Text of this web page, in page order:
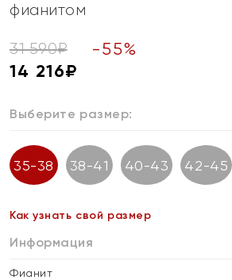
фианитом
31 590₽ -55%
14 216₽
Выберите размер:
35-38 38-41 40-43 42-45
Как узнать свой размер
Информация
Фианит